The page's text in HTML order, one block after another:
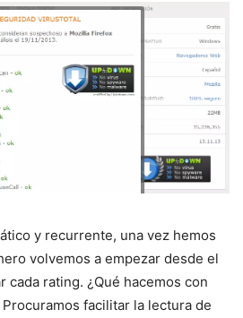
y recurrente, una vez hemos
volvemos a empezar desde el
cada rating. ¿Qué hacemos con
facilitar la lectura de